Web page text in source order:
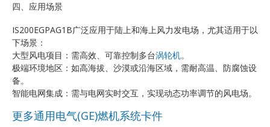
四、应用场景
IS200EGPAG1B广泛应用于陆上和海上风力发电场，尤其适用于以
下场景：
大型风电项目：需高效、可靠控制多台涡轮机。
极端环境地区：如高海拔、沙漠或沿海区域，需耐高温、防腐蚀设
备。
智能电网集成：需与电网实时交互，实现动态功率调节的风电场。
更多通用电气(GE)燃机系统卡件